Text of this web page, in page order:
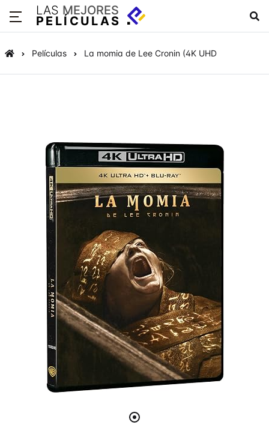
LAS MEJORES
PELÍCULAS
Películas La momia de Lee Cronin (4K UHD